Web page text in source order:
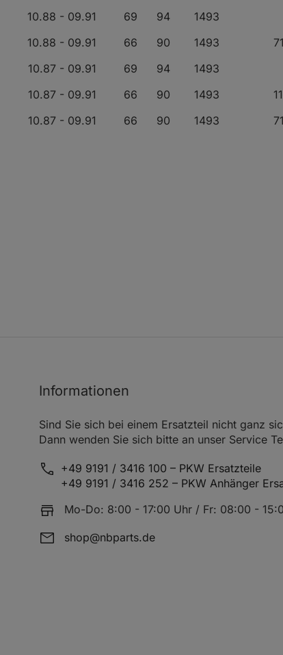
10.88 - 09.91 69 94
1493
10.88 - 09.91 66 90 1493
10.87 - 09.91 69 94
1493
10.87 - 09.91 66 90 1493
10.87 - 09.91 66 90 1493
Informationen
Sind Sie sich bei einem Ersatzteil nicht ganz
Dann wenden Sie sich bitte an unser Service
+49 9191 / 3416 100 – PKW Ersatzteile
+49 9191 / 3416 252 – PKW Anhänger
Mo-Do: 8:00 - 17:00 Uhr / Fr: 08:00 -
shop@nbparts.de